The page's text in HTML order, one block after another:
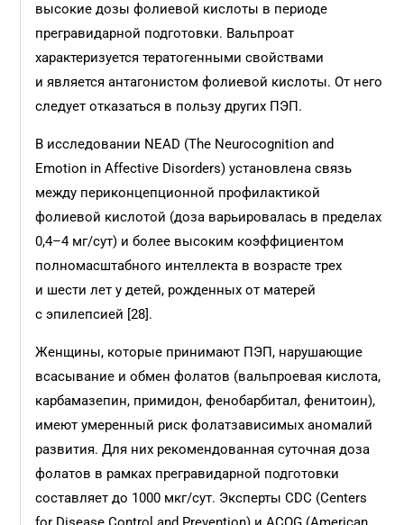
высокие дозы фолиевой кислоты в периоде
прегравидарной подготовки. Вальпроат
характеризуется тератогенными свойствами
и является антагонистом фолиевой кислоты. От него
следует отказаться в пользу других ПЭП.
В исследовании NEAD (The Neurocognition and
Emotion in Affective Disorders) установлена связь
между периконцепционной профилактикой
фолиевой кислотой (доза варьировалась в пределах
0,4–4 мг/сут) и более высоким коэффициентом
полномасштабного интеллекта в возрасте трех
и шести лет у детей, рожденных от матерей
с эпилепсией [28].
Женщины, которые принимают ПЭП, нарушающие
всасывание и обмен фолатов (вальпроевая кислота,
карбамазепин, примидон, фенобарбитал, фенитоин),
имеют умеренный риск фолатзависимых аномалий
развития. Для них рекомендованная суточная доза
фолатов в рамках прегравидарной подготовки
составляет до 1000 мкг/сут. Эксперты CDC (Centers